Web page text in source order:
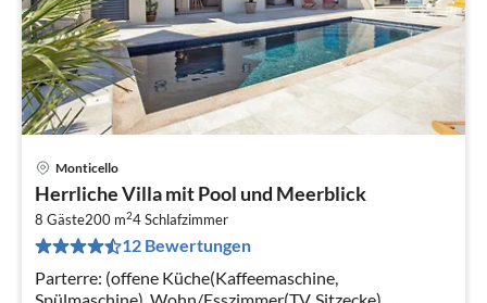
Monticello
Herrliche Villa mit Pool und Meerblick
8 Gäste200 m24Schlafzimmer
12 Bewertungen
Parterre: (offene Küche(Kaffeemaschine,